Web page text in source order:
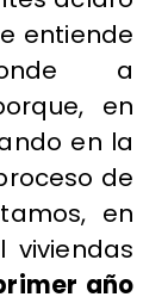
entiende
a
en
en la
de
en
viviendas
año